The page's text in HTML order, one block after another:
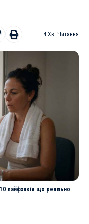
4 Хв. Читання
лайфхаків що реально